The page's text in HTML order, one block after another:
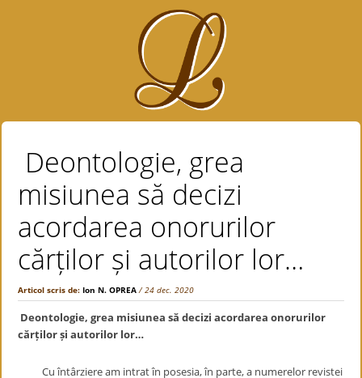
Deontologie, grea
misiunea să decizi
acordarea onorurilor
cărților și autorilor lor…
Articol scris de:Ion N. OPREA / 24 dec. 2020
Deontologie, grea misiunea să decizi acordarea onorurilor
cărților și autorilor lor…
Cu întârziere am intrat în posesia, în parte, a numerelor revistei